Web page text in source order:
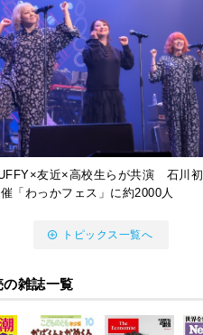
友近×高校生らが共演 石川初
「わっかフェス」に約2000人
トピックス一覧へ
雑誌一覧